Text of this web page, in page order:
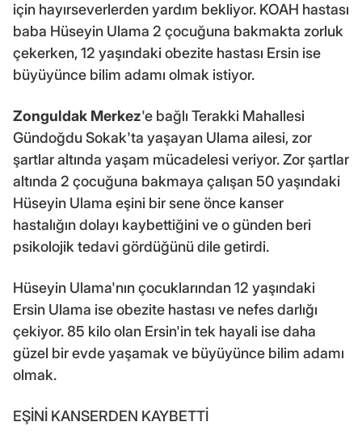
için hayırseverlerden yardım bekliyor. KOAH hastası
baba Hüseyin Ulama 2 çocuğuna bakmakta zorluk
çekerken, 12 yaşındaki obezite hastası Ersin ise
büyüyünce bilim adamı olmak istiyor.
Zonguldak Merkez'e bağlı Terakki Mahallesi
Gündoğdu Sokak'ta yaşayan Ulama ailesi, zor
şartlar altında yaşam mücadelesi veriyor. Zor şartlar
altında 2 çocuğuna bakmaya çalışan 50 yaşındaki
Hüseyin Ulama eşini bir sene önce kanser
hastalığın dolayı kaybettiğini ve o günden beri
psikolojik tedavi gördüğünü dile getirdi.
Hüseyin Ulama'nın çocuklarından 12 yaşındaki
Ersin Ulama ise obezite hastası ve nefes darlığı
çekiyor. 85 kilo olan Ersin'in tek hayali ise daha
güzel bir evde yaşamak ve büyüyünce bilim adamı
olmak.
EŞİNİ KANSERDEN KAYBETTİ